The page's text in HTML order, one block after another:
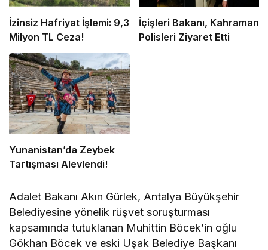
İzinsiz Hafriyat İşlemi: 9,3
Milyon TL Ceza!
İçişleri Bakanı, Kahraman
Polisleri Ziyaret Etti
Yunanistan’da Zeybek
Tartışması Alevlendi!
Adalet Bakanı Akın Gürlek, Antalya Büyükşehir
Belediyesine yönelik rüşvet soruşturması
kapsamında tutuklanan Muhittin Böcek’in oğlu
Gökhan Böcek ve eski Uşak Belediye Başkanı